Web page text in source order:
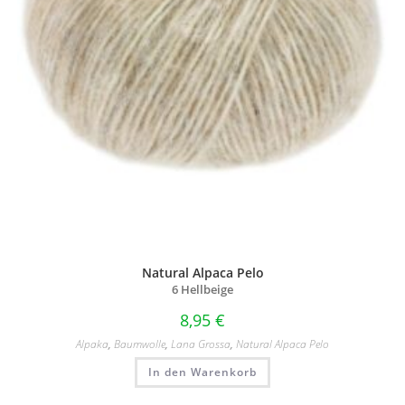
Natural Alpaca Pelo
6 Hellbeige
8,95 €
Alpaka, Baumwolle, Lana Grossa, Natural Alpaca Pelo
In den Warenkorb